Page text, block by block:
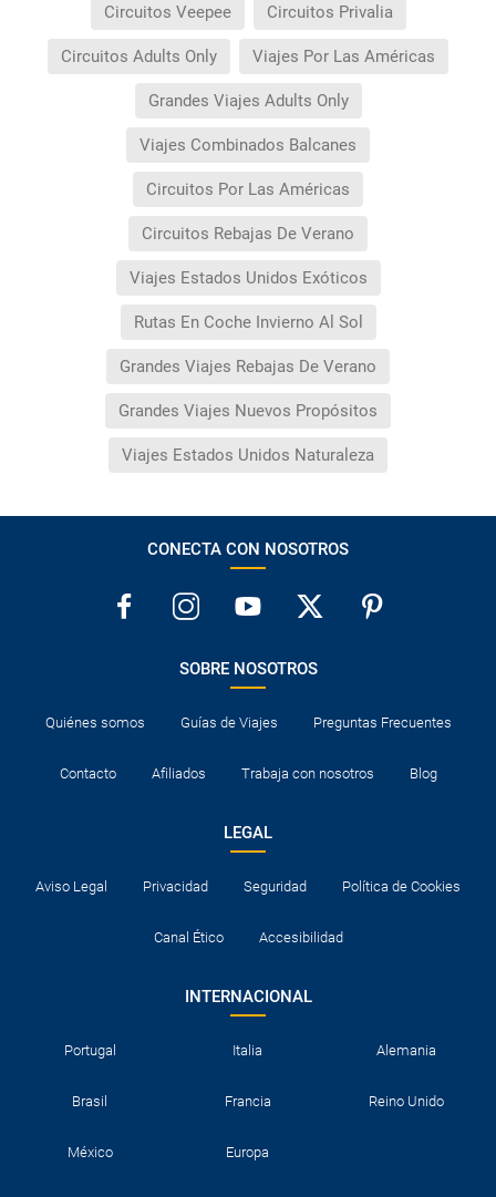
Circuitos Veepee Circuitos Privalia
Circuitos Adults Only Viajes Por Las Américas
Grandes Viajes Adults Only
Viajes Combinados Balcanes
Circuitos Por Las Américas
Circuitos Rebajas De Verano
Viajes Estados Unidos Exóticos
Rutas En Coche Invierno Al Sol
Grandes Viajes Rebajas De Verano
Grandes Viajes Nuevos Propósitos
Viajes Estados Unidos Naturaleza
CONECTA CON NOSOTROS
SOBRE NOSOTROS
Quiénes somos Guías de Viajes Preguntas Frecuentes
Contacto Afiliados Trabaja con nosotros Blog
LEGAL
Aviso Legal Privacidad Seguridad Política de Cookies
Canal Ético Accesibilidad
INTERNACIONAL
Portugal Italia Alemania
Brasil Francia Reino Unido
México Europa